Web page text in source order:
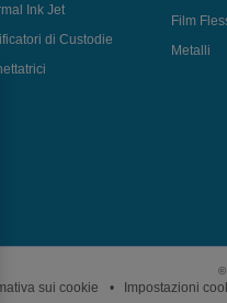
Ink Jet
di Custodie
Film
Metalli
©
sui cookie Impostazioni